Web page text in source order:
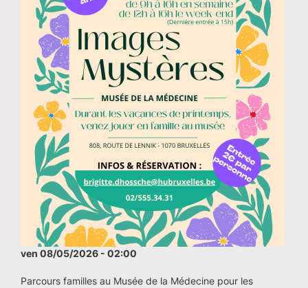
ven 08/05/2026 - 02:00
Parcours familles au Musée de la Médecine pour les